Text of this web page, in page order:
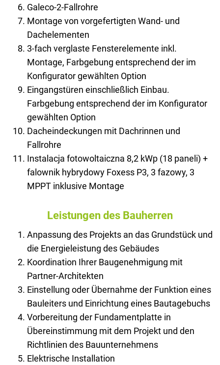
Galeco-2-Fallrohre
Montage von vorgefertigten Wand- und
Dachelementen
3-fach verglaste Fensterelemente inkl.
Montage, Farbgebung entsprechend der im
Konfigurator gewählten Option
Eingangstüren einschließlich Einbau.
Farbgebung entsprechend der im Konfigurator
gewählten Option
Dacheindeckungen mit Dachrinnen und
Fallrohre
Instalacja fotowoltaiczna 8,2 kWp (18 paneli) +
falownik hybrydowy Foxess P3, 3 fazowy, 3
MPPT inklusive Montage
Leistungen des Bauherren
Anpassung des Projekts an das Grundstück und
die Energieleistung des Gebäudes
Koordination Ihrer Baugenehmigung mit
Partner-Architekten
Einstellung oder Übernahme der Funktion eines
Bauleiters und Einrichtung eines Bautagebuchs
Vorbereitung der Fundamentplatte in
Übereinstimmung mit dem Projekt und den
Richtlinien des Bauunternehmens
Elektrische Installation